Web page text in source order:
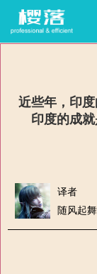
近些年，印
印度的成
译者
随风起舞